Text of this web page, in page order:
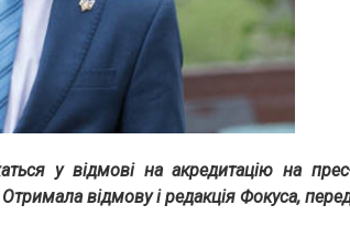
у відмові на акредитацію на
відмову і редакція Фокуса,